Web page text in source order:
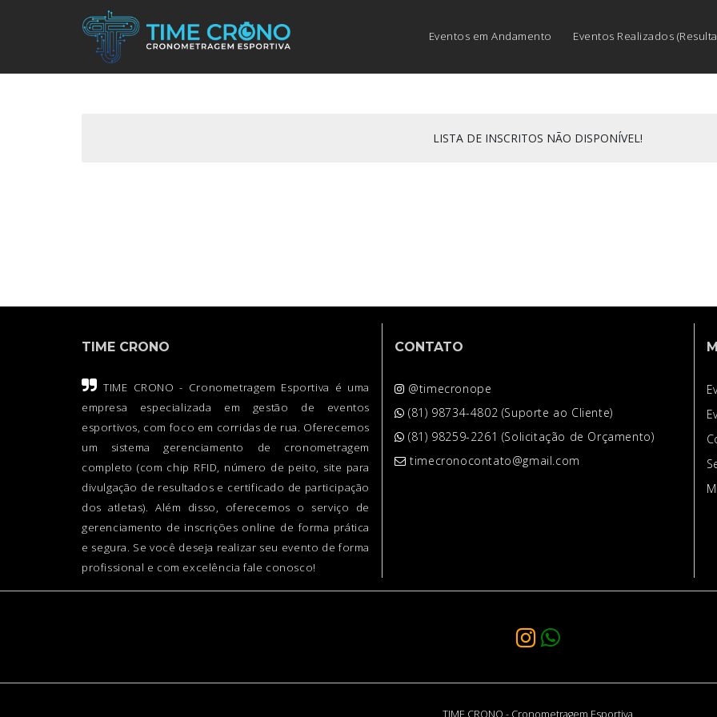
Eventos em Andamento Eventos Realizados
LISTA DE INSCRITOS NÃO DISPONÍVEL!
TIME CRONO
TIME CRONO - Cronometragem Esportiva é uma
empresa especializada em gestão de eventos
esportivos, com foco em corridas de rua. Oferecemos
um sistema gerenciamento de cronometragem
completo (com chip RFID, número de peito, site para
divulgação de resultados e certificado de participação
dos atletas). Além disso, oferecemos o serviço de
gerenciamento de inscrições online de forma prática
e segura. Se você deseja realizar seu evento de forma
profissional e com excelência fale conosco!
CONTATO
@timecronope
(81) 98734-4802 (Suporte ao Cliente)
(81) 98259-2261 (Solicitação de Orçamento)
timecronocontato@gmail.com
TIME CRONO - Cronometragem Esportiva